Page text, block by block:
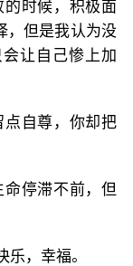
的时候，积极面
，但是我认为没
让自己惨上加
点自尊，你却把
命停滞不前，但
乐，幸福。